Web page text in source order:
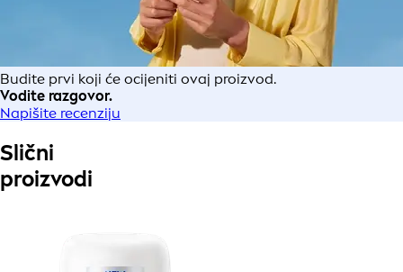
Budite prvi koji će ocijeniti ovaj proizvod.
Vodite razgovor.
Napišite recenziju
Slični
proizvodi